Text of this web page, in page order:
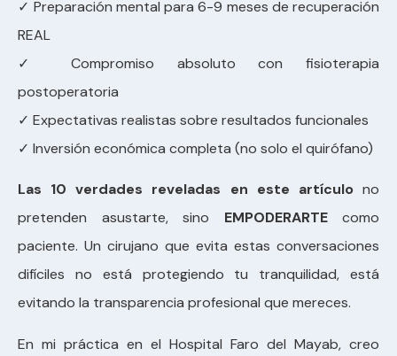
✓ Preparación mental para 6-9 meses de recuperación
REAL
✓ Compromiso absoluto con fisioterapia
postoperatoria
✓ Expectativas realistas sobre resultados funcionales
✓ Inversión económica completa (no solo el quirófano)
Las 10 verdades reveladas en este artículono
pretenden asustarte, sino EMPODERARTEcomo
paciente. Un cirujano que evita estas conversaciones
difíciles no está protegiendo tu tranquilidad, está
evitando la transparencia profesional que mereces.
En mi práctica en el Hospital Faro del Mayab, creo